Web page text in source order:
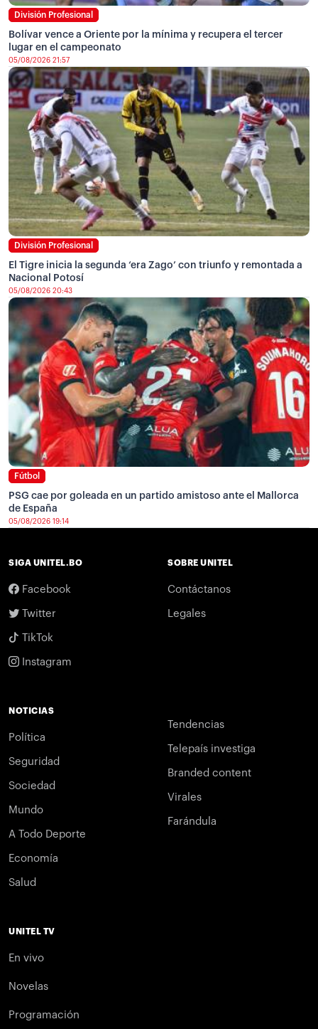
División Profesional
Bolívar vence a Oriente por la mínima y recupera el tercer
lugar en el campeonato
05/08/2026 21:57
División Profesional
El Tigre inicia la segunda ‘era Zago’ con triunfo y remontada a
Nacional Potosí
05/08/2026 20:43
Fútbol
PSG cae por goleada en un partido amistoso ante el Mallorca
de España
05/08/2026 19:14
SIGA UNITEL.BO
Facebook
Twitter
TikTok
Instagram
SOBRE UNITEL
Contáctanos
Legales
NOTICIAS
Política
Seguridad
Sociedad
Mundo
A Todo Deporte
Economía
Salud
Tendencias
Telepaís investiga
Branded content
Virales
Farándula
UNITEL TV
En vivo
Novelas
Programación